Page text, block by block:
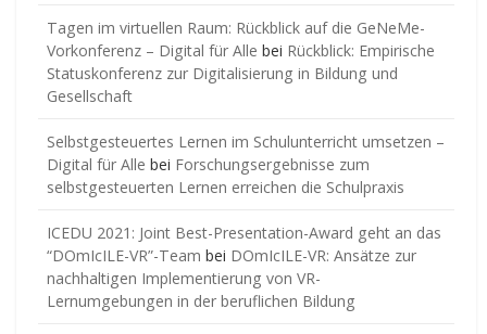
Tagen im virtuellen Raum: Rückblick auf die GeNeMe-
Vorkonferenz – Digital für Alle bei Rückblick: Empirische
Statuskonferenz zur Digitalisierung in Bildung und
Gesellschaft
Selbstgesteuertes Lernen im Schulunterricht umsetzen –
Digital für Alle bei Forschungsergebnisse zum
selbstgesteuerten Lernen erreichen die Schulpraxis
ICEDU 2021: Joint Best-Presentation-Award geht an das
“DOmIcILE-VR”-Team bei DOmIcILE-VR: Ansätze zur
nachhaltigen Implementierung von VR-
Lernumgebungen in der beruflichen Bildung